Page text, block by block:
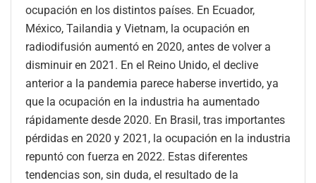
ocupación en los distintos países. En Ecuador,
México, Tailandia y Vietnam, la ocupación en
radiodifusión aumentó en 2020, antes de volver a
disminuir en 2021. En el Reino Unido, el declive
anterior a la pandemia parece haberse invertido, ya
que la ocupación en la industria ha aumentado
rápidamente desde 2020. En Brasil, tras importantes
pérdidas en 2020 y 2021, la ocupación en la industria
repuntó con fuerza en 2022. Estas diferentes
tendencias son, sin duda, el resultado de la